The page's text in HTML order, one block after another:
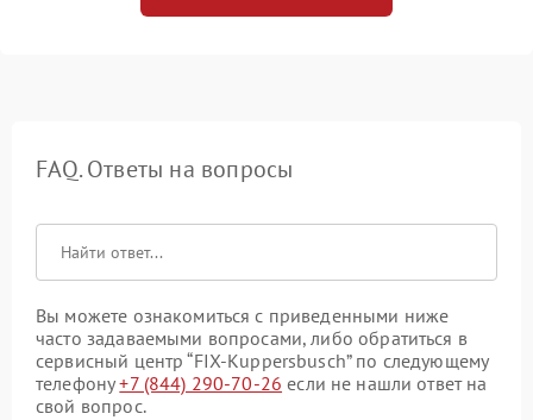
FAQ. Ответы на вопросы
Вы можете ознакомиться с приведенными ниже
часто задаваемыми вопросами, либо обратиться в
сервисный центр “FIX-Kuppersbusch” по следующему
телефону+7 (844) 290-70-26 если не нашли ответ на
свой вопрос.